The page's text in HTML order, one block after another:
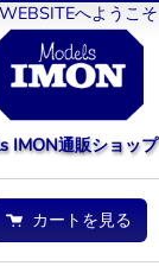
へようこそ
IMON通販ショップ
カートを見る